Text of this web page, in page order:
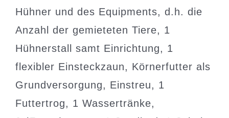
Hühner und des Equipments, d.h. die
Anzahl der gemieteten Tiere, 1
Hühnerstall samt Einrichtung, 1
flexibler Einsteckzaun, Körnerfutter als
Grundversorgung, Einstreu, 1
Futtertrog, 1 Wassertränke,